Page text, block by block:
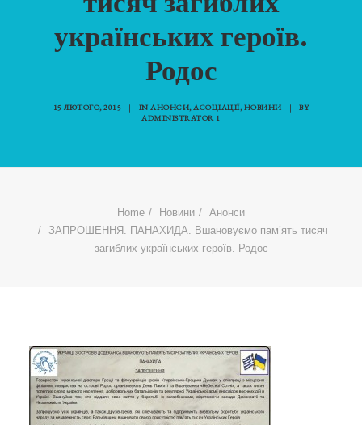
“ВІСНИК”/”ΑΓΓΕΛΙΑΦΌΡΟΣ”
SEARCH
українських героїв.
Родос
15 ЛЮТОГО, 2015 | INАНОНСИ,АСОЦІАЦІЇ,НОВИНИ |
BY
ADMINISTRATOR 1
Home Новини
Анонси
ЗАПРОШЕННЯ. ПАНАХИДА. Вшановуємо пам’ять тисяч
загиблих українських героїв. Родос